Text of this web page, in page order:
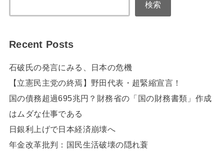
検索
Recent Posts
石破氏の発言にみる、日本の危機
【立憲民主党の終焉】野田代表・超緊縮宣言！
国の債務超過695兆円？財務省の「国の財務書類」作成
はムダな仕事である
日銀利上げで日本経済崩壊へ
年金改革批判：国民生活破壊の隠れ蓑